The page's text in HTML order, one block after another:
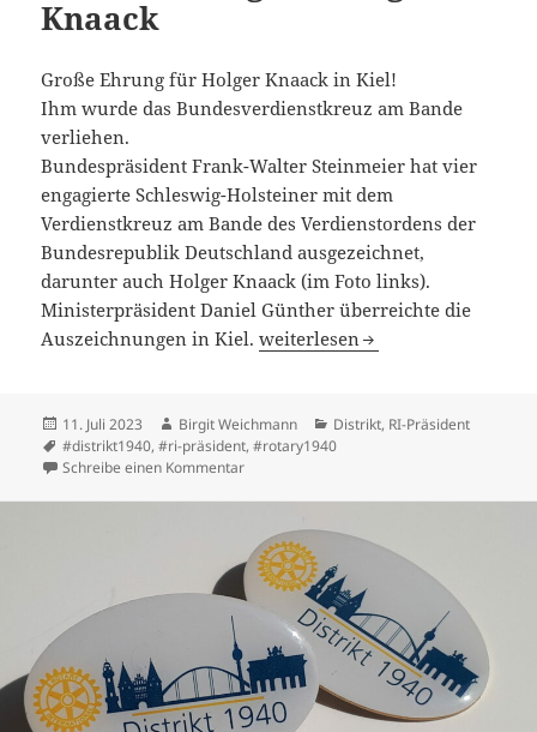
Knaack
Große Ehrung für Holger Knaack in Kiel!
Ihm wurde das Bundesverdienstkreuz am Bande
verliehen.
Bundespräsident Frank-Walter Steinmeier hat vier
engagierte Schleswig-Holsteiner mit dem
Verdienstkreuz am Bande des Verdienstordens der
Bundesrepublik Deutschland ausgezeichnet,
darunter auch Holger Knaack (im Foto links).
Ministerpräsident Daniel Günther überreichte die
Auszeichnungen in Kiel.Bundesverdienstkreuz: Große
weiterlesen
Veröffentlicht
am
11. Juli 2023 Autor
Birgit Weichmann Kategorien
Distrikt, RI-Präsident
Schlagwörter
#distrikt1940,#ri-präsident,#rotary1940
Schreibe einen Kommentarzu Bundesverdienstkreuz: Große Ehrung